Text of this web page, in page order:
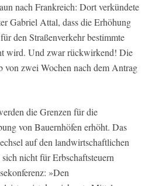
nach Frankreich: Dort verkündete
Gabriel Attal, dass die Erhöhung
den Straßenverkehr bestimmte
wird. Und zwar rückwirkend! Die
von zwei Wochen nach dem Antrag
die Grenzen für die
von Bauernhöfen erhöht. Das
auf den landwirtschaftlichen
nicht für Erbschaftsteuern
»Den